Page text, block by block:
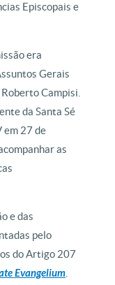
Episcopais e
era
Gerais
Campisi.
da Santa Sé
em 27 de
as
e das
pelo
do Artigo 207
Evangelium